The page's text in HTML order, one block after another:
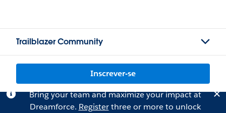
Trailblazer Community
Inscrever-se
Bring your team and maximize your impact at
Dreamforce. Registerthree or more to unlock